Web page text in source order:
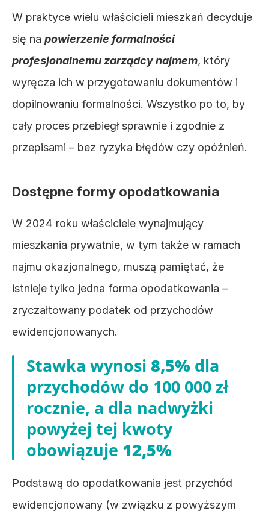
W praktyce wielu właścicieli mieszkań decyduje
się na powierzenie formalności
profesjonalnemu zarządcy najmem, który
wyręcza ich w przygotowaniu dokumentów i
dopilnowaniu formalności. Wszystko po to, by
cały proces przebiegł sprawnie i zgodnie z
przepisami – bez ryzyka błędów czy opóźnień.
Dostępne formy opodatkowania
W 2024 roku właściciele wynajmujący
mieszkania prywatnie, w tym także w ramach
najmu okazjonalnego, muszą pamiętać, że
istnieje tylko jedna forma opodatkowania –
zryczałtowany podatek od przychodów
ewidencjonowanych.
Stawka wynosi 8,5% dla
przychodów do 100 000 zł
rocznie, a dla nadwyżki
powyżej tej kwoty
obowiązuje 12,5%
Podstawą do opodatkowania jest przychód
ewidencjonowany (w związku z powyższym